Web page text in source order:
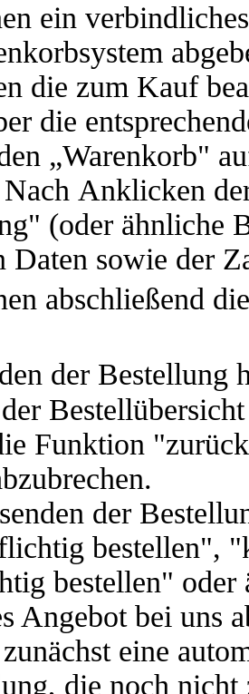
ein
die zum Kauf
die
„Warenkorb"
Anklicken
(oder ähnliche
Daten sowie der
abschließend
der Bestellung
Funktion
der
bestellen",
bestellen" oder
Angebot bei uns
eine
die noch nicht